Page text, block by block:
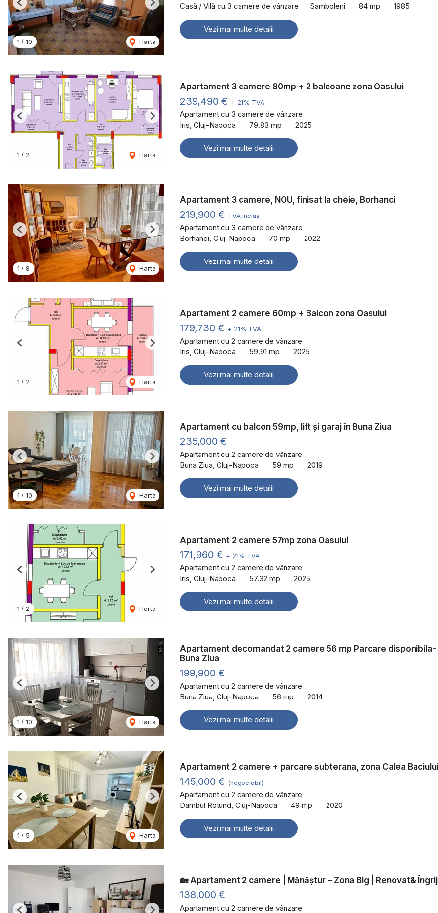
1 / 10 Harta
Previous Next Casă / Vilă cu 3 camere de vânzare Samboleni 84 mp 1985
Vezi mai multe detalii
1 / 2 Harta
Previous Next
Apartament 3 camere 80mp + 2 balcoane zona Oasului
239,490 € + 21% TVA
Apartament cu 3 camere de vânzare
Iris, Cluj-Napoca
79.83 mp 2025
Vezi mai multe detalii
1 / 8 Harta
Previous Next
Apartament 3 camere, NOU, finisat la cheie, Borhanci
219,900 € TVA inclus
Apartament cu 3 camere de vânzare
Borhanci, Cluj-Napoca
70 mp 2022
Vezi mai multe detalii
1 / 2 Harta
Previous Next
Apartament 2 camere 60mp + Balcon zona Oasului
179,730 € + 21% TVA
Apartament cu 2 camere de vânzare
Iris, Cluj-Napoca
59.91 mp 2025
Vezi mai multe detalii
1 / 10 Harta
Previous Next
Apartament cu balcon 59mp, lift și garaj în Buna Ziua
235,000 €
Apartament cu 2 camere de vânzare
Buna Ziua, Cluj-Napoca
59 mp 2019
Vezi mai multe detalii
1 / 2 Harta
Previous Next
Apartament 2 camere 57mp zona Oasului
171,960 € + 21% TVA
Apartament cu 2 camere de vânzare
Iris, Cluj-Napoca
57.32 mp 2025
Vezi mai multe detalii
1 / 10 Harta
Previous Next
Apartament decomandat 2 camere 56 mp Parcare disponibila-
Buna Ziua
199,900 €
Apartament cu 2 camere de vânzare
Buna Ziua, Cluj-Napoca
56 mp 2014
Vezi mai multe detalii
1 / 5 Harta
Previous Next
Apartament 2 camere + parcare subterana, zona Calea Baciului
145,000 € (negociabil)
Apartament cu 2 camere de vânzare
Dambul Rotund, Cluj-Napoca
49 mp 2020
Vezi mai multe detalii
🏡 Apartament 2 camere | Mănăștur – Zona Big | Renovat&
138,000 €
Apartament cu 2 camere de vânzare